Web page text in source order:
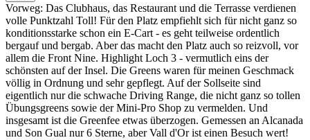
Vorweg: Das Clubhaus, das Restaurant und die Terrasse verdienen
volle Punktzahl Toll! Für den Platz empfiehlt sich für nicht ganz so
konditionsstarke schon ein E-Cart - es geht teilweise ordentlich
bergauf und bergab. Aber das macht den Platz auch so reizvoll, vor
allem die Front Nine. Highlight Loch 3 - vermutlich eins der
schönsten auf der Insel. Die Greens waren für meinen Geschmack
völlig in Ordnung und sehr gepflegt. Auf der Sollseite sind
eigentlich nur die schwache Driving Range, die nicht ganz so tollen
Übungsgreens sowie der Mini-Pro Shop zu vermelden. Und
insgesamt ist die Greenfee etwas überzogen. Gemessen an Alcanada
und Son Gual nur 6 Sterne, aber Vall d'Or ist einen Besuch wert!